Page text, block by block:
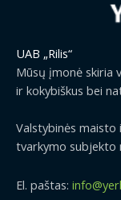
UAB „Rilis“
Mūsų įmonė skiria
ir kokybiškus bei
Valstybinės
tvarkymo subjekto
El. paštas: